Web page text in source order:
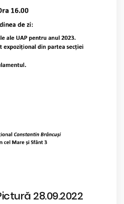
28.09.2022